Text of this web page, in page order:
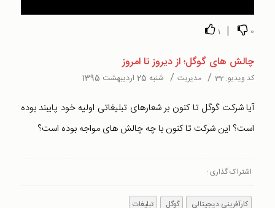
0
|
1
چالش های گوگل؛ از دیروز تا امروز
کد ویدیو: 32
/ مدیریت/ شنبه 25 اردیبهشت 1395
آیا شرکت گوگل تا کنون بر شعارهای تبلیغاتی اولیه خود پایبند بوده
است؟ این شرکت تا کنون با چه چالش های مواجه بوده است؟
اشتراک گذاری :
کارآفرینی دیجیتالی گوگل تبلیغات